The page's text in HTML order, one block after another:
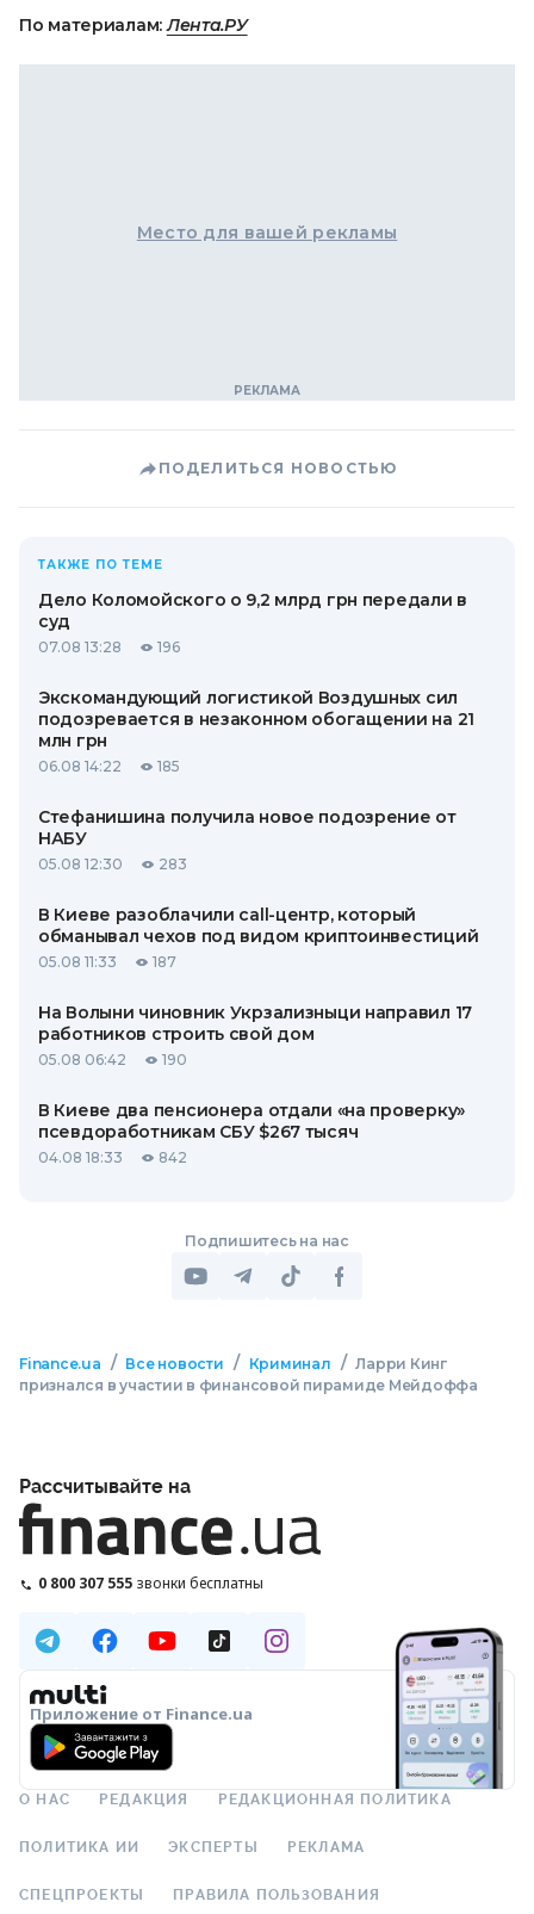
По материалам:Лента.РУ
Место для вашей рекламы
ПОДЕЛИТЬСЯ НОВОСТЬЮ
ТАКЖЕ ПО ТЕМЕ
Дело Коломойского о 9,2 млрд грн передали в
суд
07.08 13:28 196
Экскомандующий логистикой Воздушных сил
подозревается в незаконном обогащении на 21
млн грн
06.08 14:22 185
Стефанишина получила новое подозрение от
НАБУ
05.08 12:30 283
В Киеве разоблачили call-центр, который
обманывал чехов под видом криптоинвестиций
05.08 11:33 187
На Волыни чиновник Укрзализныци направил 17
работников строить свой дом
05.08 06:42 190
В Киеве два пенсионера отдали «на проверку»
псевдоработникам СБУ $267 тысяч
04.08 18:33 842
Подпишитесь на нас
Finance.ua / Все новости / Криминал / Ларри Кинг
признался в участии в финансовой пирамиде Мейдоффа
Рассчитывайте на
0 800 307 555 звонки бесплатны
Приложение от Finance.ua
О НАС РЕДАКЦИЯ РЕДАКЦИОННАЯ ПОЛИТИКА
ПОЛИТИКА ИИ ЭКСПЕРТЫ РЕКЛАМА
СПЕЦПРОЕКТЫ ПРАВИЛА ПОЛЬЗОВАНИЯ